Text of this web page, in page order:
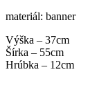
materiál: banner
Výška – 37cm
Šírka – 55cm
Hrúbka – 12cm